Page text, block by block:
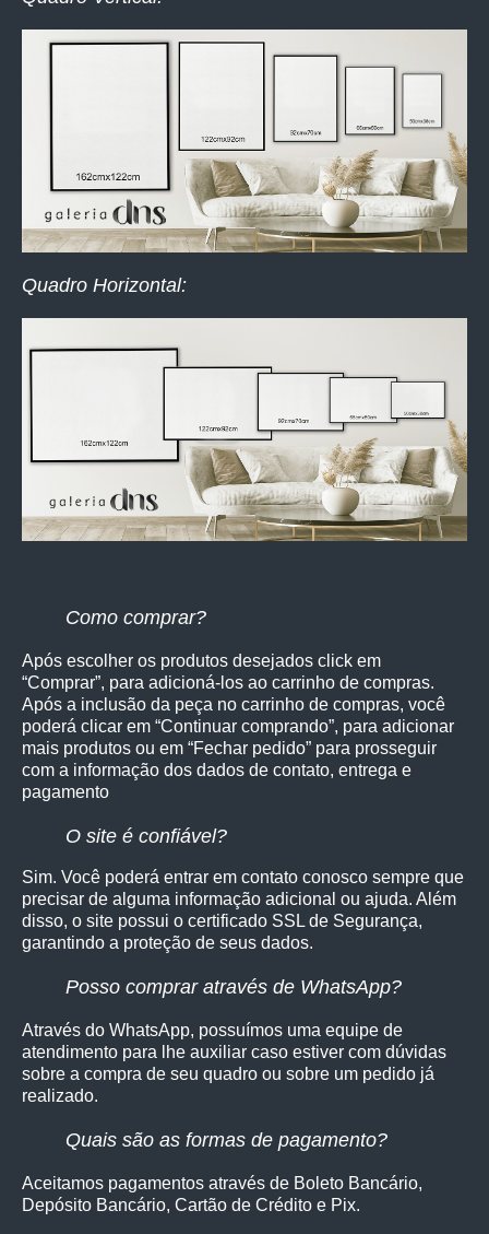
Quadro Horizontal:
Como comprar?
Após escolher os produtos desejados click em
“Comprar”, para adicioná-los ao carrinho de compras.
Após a inclusão da peça no carrinho de compras, você
poderá clicar em “Continuar comprando”, para adicionar
mais produtos ou em “Fechar pedido” para prosseguir
com a informação dos dados de contato, entrega e
pagamento
O site é confiável?
Sim. Você poderá entrar em contato conosco sempre que
precisar de alguma informação adicional ou ajuda. Além
disso, o site possui o certificado SSL de Segurança,
garantindo a proteção de seus dados.
Posso comprar através de WhatsApp?
Através do WhatsApp, possuímos uma equipe de
atendimento para lhe auxiliar caso estiver com dúvidas
sobre a compra de seu quadro ou sobre um pedido já
realizado.
Quais são as formas de pagamento?
Aceitamos pagamentos através de Boleto Bancário,
Depósito Bancário, Cartão de Crédito e Pix.